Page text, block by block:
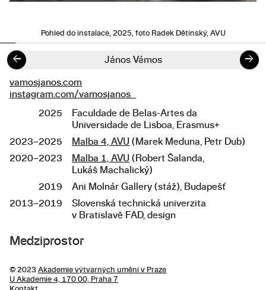
János Vámos
← →
Pohled do instalace, 2025, foto Radek Dětinský, AVU
Odkazy
vamosjanos.com
instagram.com/vamosjanos_
Studium
2025
Faculdade de Belas-Artes da
Universidade de Lisboa, Erasmus+
2023–2025
Malba 4, AVU (Marek Meduna, Petr Dub)
2020–2023
Malba 1, AVU (Robert Šalanda,
Lukáš Machalický)
2019
Ani Molnár Gallery (stáž), Budapešť
2013–2019
Slovenská technická univerzita
v Bratislavě FAD, design
Popis diplomové práce
Medziprostor
© 2023 Akademie výtvarných umění v Praze
U Akademie 4, 170 00, Praha 7